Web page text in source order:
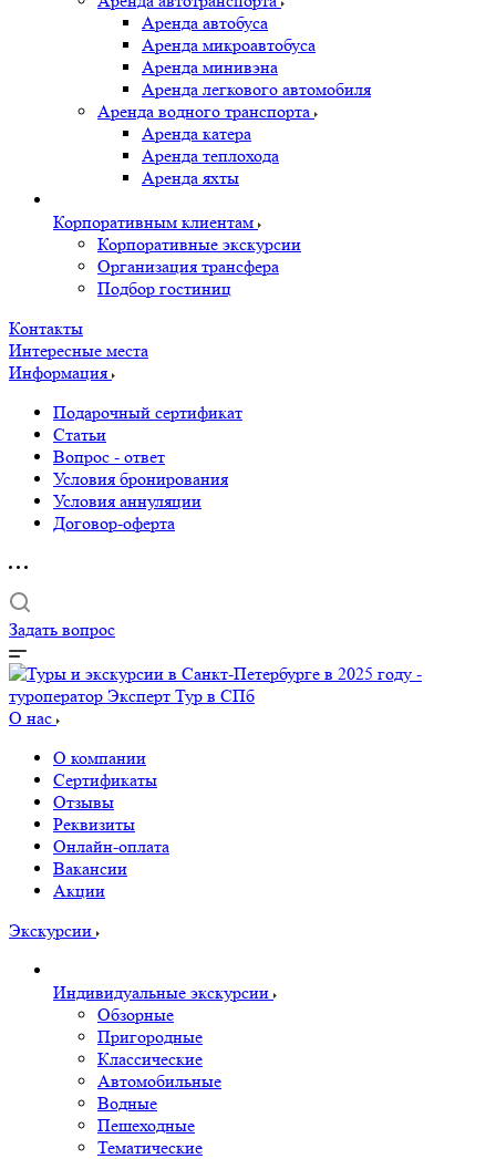
Аренда автобуса
Аренда микроавтобуса
Аренда минивэна
Аренда легкового автомобиля
Аренда водного транспорта
Аренда катера
Аренда теплохода
Аренда яхты
Корпоративным клиентам
Корпоративные экскурсии
Организация трансфера
Подбор гостиниц
Контакты
Интересные места
Информация
Подарочный сертификат
Статьи
Вопрос - ответ
Условия бронирования
Условия аннуляции
Договор-оферта
Задать вопрос
О нас
О компании
Сертификаты
Отзывы
Реквизиты
Онлайн-оплата
Вакансии
Акции
Экскурсии
Индивидуальные экскурсии
Обзорные
Пригородные
Классические
Автомобильные
Водные
Пешеходные
Тематические